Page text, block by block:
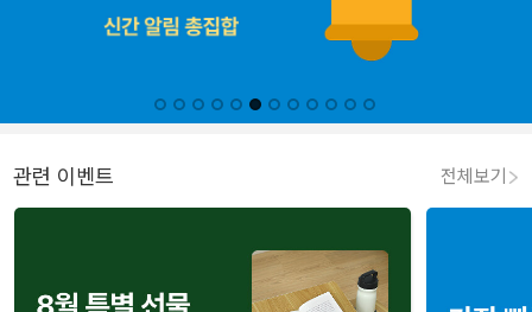
관련 이벤트 전체보기